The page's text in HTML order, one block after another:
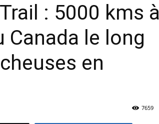
: 5000 kms à
Canada le long
en
7659